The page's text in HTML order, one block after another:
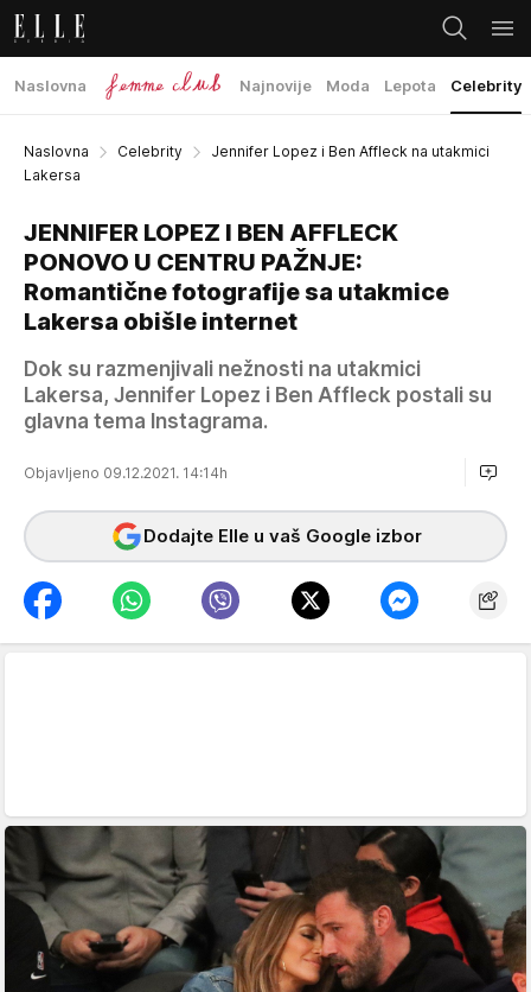
Naslovna Najnovije Moda Lepota Celebrity
Naslovna Celebrity
Jennifer Lopez i Ben Affleck na utakmici
Lakersa
JENNIFER LOPEZ I BEN AFFLECK
PONOVO U CENTRU PAŽNJE:
Romantične fotografije sa utakmice
Lakersa obišle internet
Dok su razmenjivali nežnosti na utakmici
Lakersa, Jennifer Lopez i Ben Affleck postali su
glavna tema Instagrama.
Objavljeno 09.12.2021. 14:14h
Dodajte Elle u vaš Google izbor